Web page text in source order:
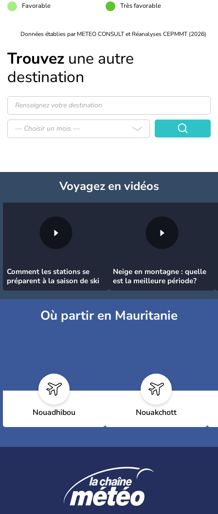
Favorable
Très favorable
Données établies par METEO CONSULT et Réanalyses CEPMMT (2026)
Trouvez une autre
destination
— Choisir un mois —
Voyagezen vidéos
Comment les stations se
préparent à la saison de ski
Neige en montagne : quelle
est la meilleure période?
Où partir en Mauritanie
Nouadhibou Nouakchott